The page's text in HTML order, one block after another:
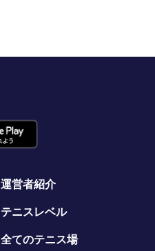
運営者紹介
テニスレベル
全てのテニス場